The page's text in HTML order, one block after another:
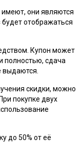
имеют, они являются
отображаться
Купон может
полностью, сдача
выдаются.
скидки, можно
покупке двух
до 50% от её